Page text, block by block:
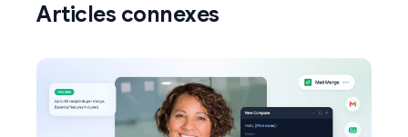
Articles connexes